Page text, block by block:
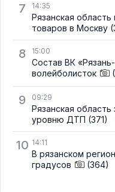
7 14:35
Рязанская
товаров в Москву
8 15:00
Состав ВК
волейболисток
9 09:29
Рязанская
уровню ДТП (371)
10 14:11
В рязанском
градусов
(364)